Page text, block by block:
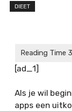
DIEET
[ad_1]
Als je wil
apps een